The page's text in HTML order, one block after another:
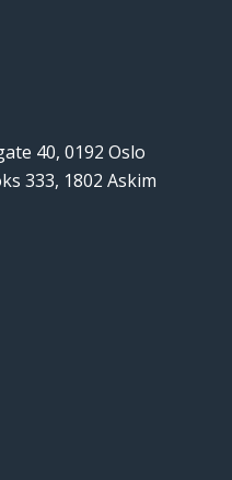
40, 0192 Oslo
333, 1802 Askim